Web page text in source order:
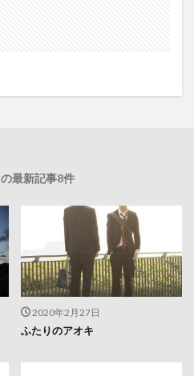
の最新記事8件
2020年2月27日
ふたりのアオキ